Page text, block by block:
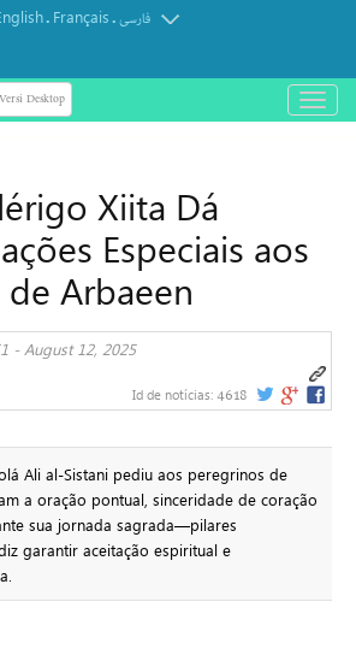
. Français.فارسی
Versi Desktop
باز
و
Xiita Dá
Especiais aos
Arbaeen
- August 12, 2025
Id de notícias: 4618
Ali al-Sistani pediu aos peregrinos de
a oração pontual, sinceridade de coração
sua jornada sagrada—pilares
garantir aceitação espiritual e